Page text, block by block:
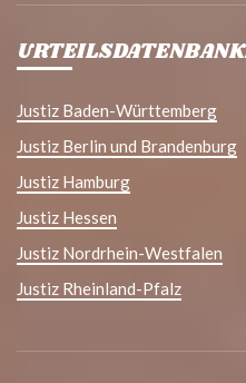
Justiz Baden-Württemberg
Justiz Berlin und Brandenburg
Justiz Hamburg
Justiz Hessen
Justiz Nordrhein-Westfalen
Justiz Rheinland-Pfalz